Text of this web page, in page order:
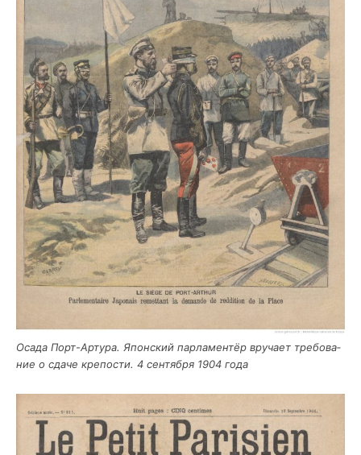
Оса­да Порт-Арту­ра. Япон­ский пар­ла­мен­тёр вру­ча­ет тре­бо­ва­
ние о сда­че кре­по­сти. 4 сен­тяб­ря 1904 года